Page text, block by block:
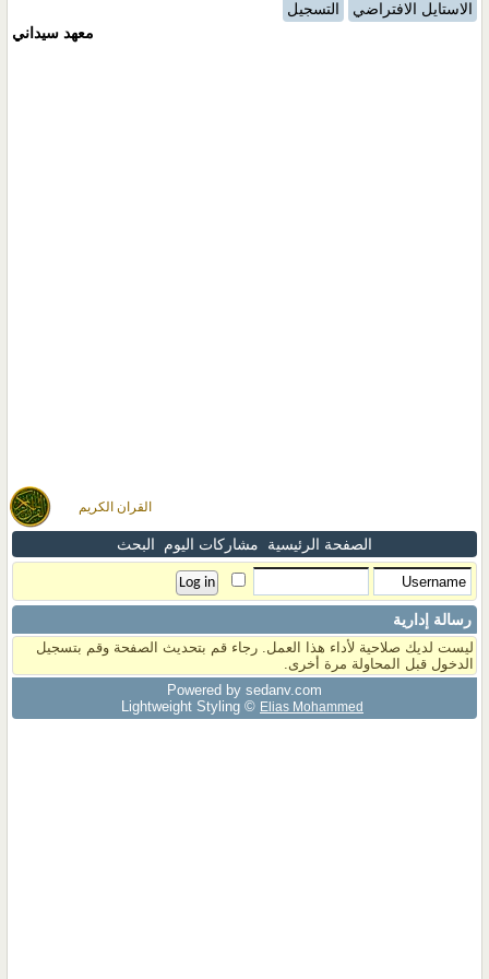
القران الكريم
الاستايل الافتراضي
التسجيل
معهد سيداني
الصفحة الرئيسية مشاركات اليوم البحث
رسالة إدارية
ليست لديك صلاحية لأداء هذا العمل. رجاء قم بتحديث الصفحة وقم بتسجيل
الدخول قبل المحاولة مرة أخرى.
Powered by sedany.com
Lightweight Styling © Elias Mohammed